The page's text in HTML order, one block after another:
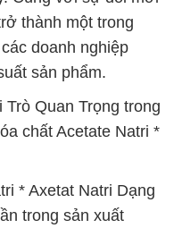
thành một trong
doanh nghiệp
sản phẩm.
Quan Trọng trong
chất Acetate Natri *
* Axetat Natri Dạng
trong sản xuất